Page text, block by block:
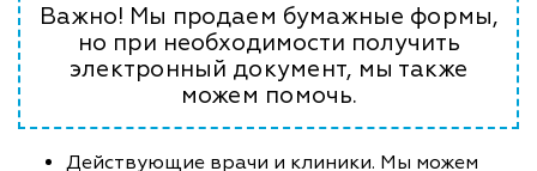
Важно! Мы продаем бумажные формы,
но при необходимости получить
электронный документ, мы также
можем помочь.
Действующие врачи и клиники. Мы можем